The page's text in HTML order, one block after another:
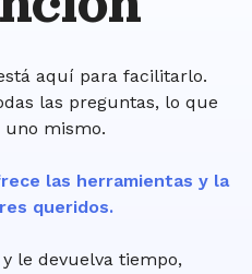
aquí para facilitarlo.
las preguntas, lo que
mismo.
las herramientas y la
queridos.
le devuelva tiempo,